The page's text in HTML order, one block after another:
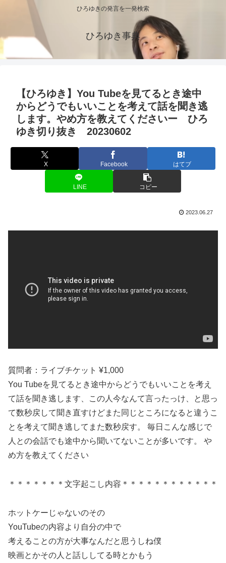
ひろゆきの発言を一発検索
ひろゆき事典
【ひろゆき】You Tubeを見てるとき途中
からどうでもいいことを考えて話を聞き逃
します。やめ方を教えてくださいー ひろ
ゆき切り抜き 20230602
X Facebook はてブ
LINE コピー
2023.06.27
質問者：ライブチケット ¥1,000
You Tubeを見てるとき途中からどうでもいいことを考え
て話を聞き逃します、この人今なんて言ったっけ、と思っ
て数秒戻して聞き直すけどまた同じところになると違うこ
とを考えて聞き逃してまた数秒戻す。 毎日こんな感じで
人との会話でも途中から聞いてないことが多いです。 や
め方を教えてください
＊＊＊＊＊＊＊文字起こし内容＊＊＊＊＊＊＊＊＊＊＊＊
ホットケーじゃないのその
YouTubeの内容より自分の中で
考えることの方が大事なんだと思うしね僕
映画とかその人と話ししてる時とかもう